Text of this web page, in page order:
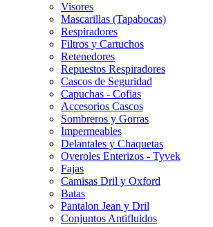
Visores
Mascarillas (Tapabocas)
Respiradores
Filtros y Cartuchos
Retenedores
Repuestos Respiradores
Cascos de Seguridad
Capuchas - Cofias
Accesorios Cascos
Sombreros y Gorras
Impermeables
Delantales y Chaquetas
Overoles Enterizos - Tyvek
Fajas
Camisas Dril y Oxford
Batas
Pantalon Jean y Dril
Conjuntos Antifluidos